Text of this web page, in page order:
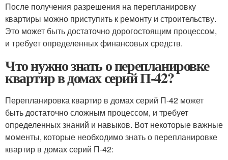
После получения разрешения на перепланировку
квартиры можно приступить к ремонту и строительству.
Это может быть достаточно дорогостоящим процессом,
и требует определенных финансовых средств.
Что нужно знать о перепланировке
квартир в домах серий П-42?
Перепланировка квартир в домах серий П-42 может
быть достаточно сложным процессом, и требует
определенных знаний и навыков. Вот некоторые важные
моменты, которые необходимо знать о перепланировке
квартир в домах серий П-42: